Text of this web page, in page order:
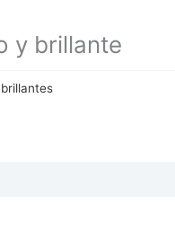
y brillante